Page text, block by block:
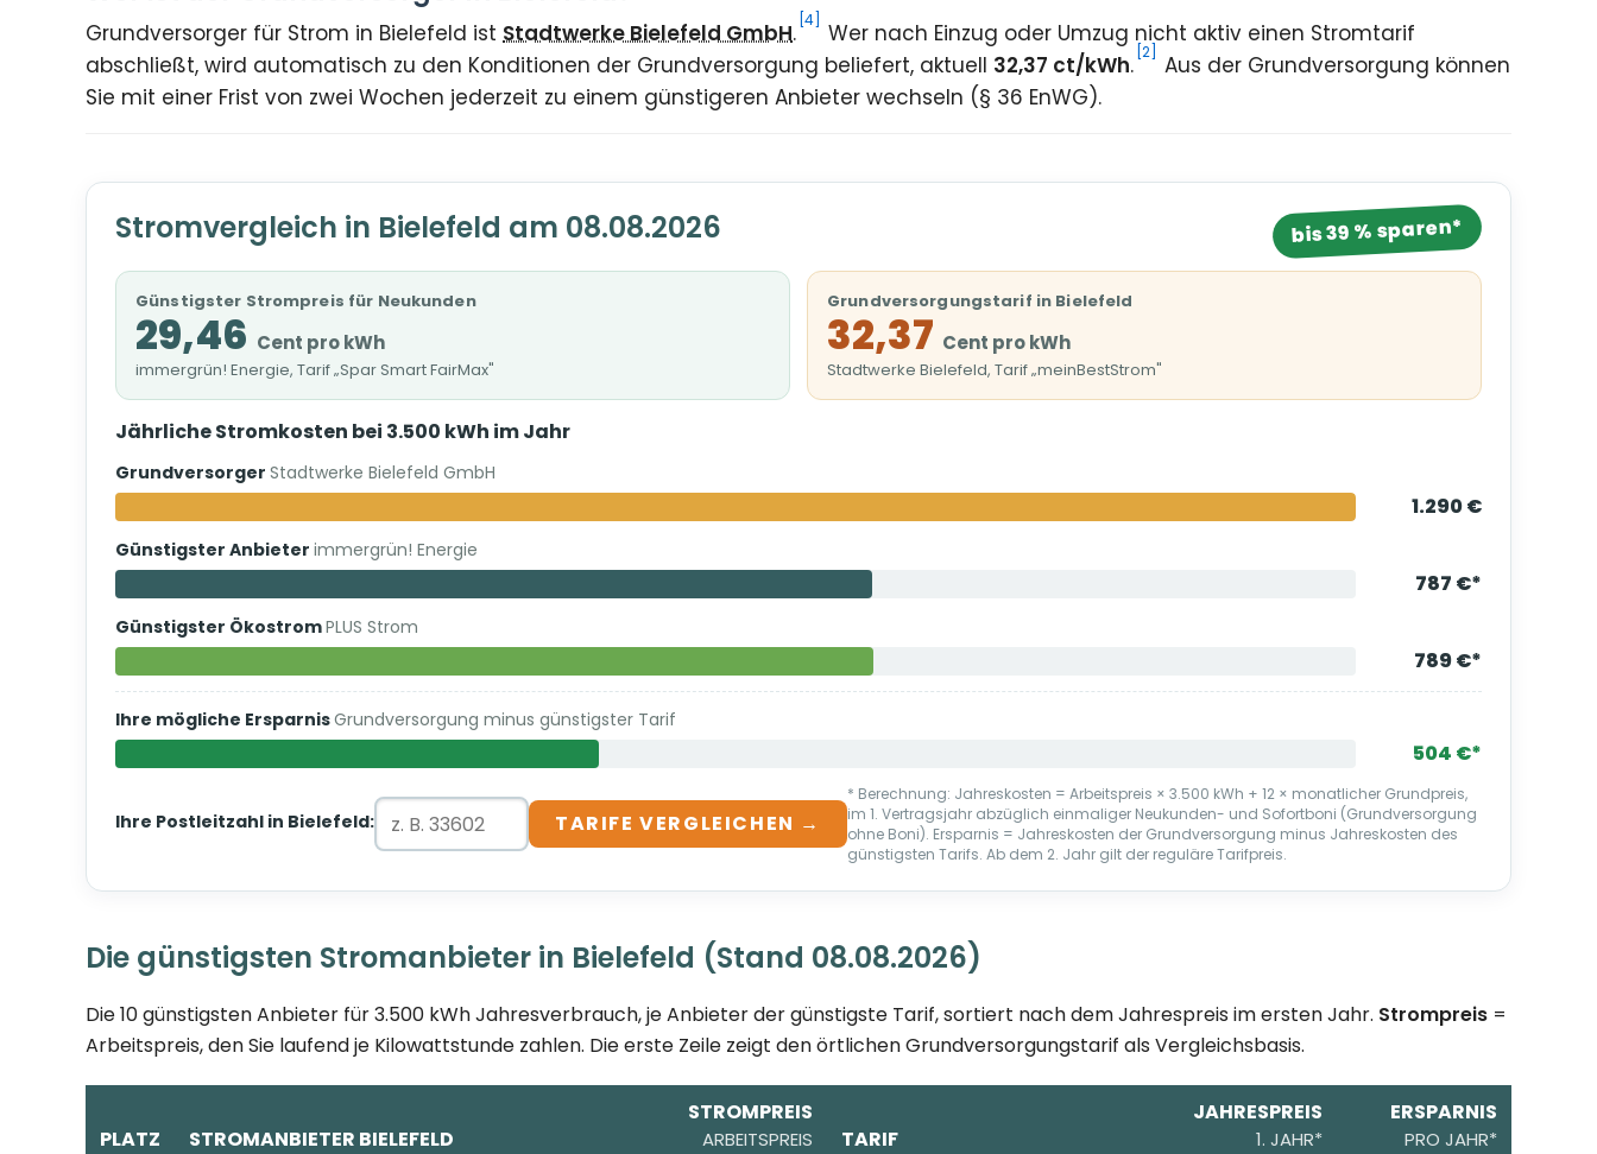
Grundversorger für Strom in Bielefeld ist Stadtwerke Bielefeld GmbH. [4]
Wer nach Einzug oder Umzug nicht aktiv einen Stromtarif
abschließt, wird automatisch zu den Konditionen der Grundversorgung beliefert, aktuell 32,37 ct/kWh. [2]
Aus der Grundversorgung können
Sie mit einer Frist von zwei Wochen jederzeit zu einem günstigeren Anbieter wechseln (§ 36 EnWG).
Stromvergleich in Bielefeld am 08.08.2026 bis 39 % sparen*
Günstigster Strompreis für Neukunden
29,46 Cent pro kWh
immergrün! Energie, Tarif „Spar Smart FairMax"
Grundversorgungstarif in Bielefeld
32,37 Cent pro kWh
Stadtwerke Bielefeld, Tarif „meinBestStrom"
Jährliche Stromkosten bei 3.500 kWh im Jahr
Grundversorger Stadtwerke Bielefeld GmbH
1.290 €
Günstigster Anbieter immergrün! Energie
787 €*
Günstigster ÖkostromPLUS Strom
789 €*
Ihre mögliche ErsparnisGrundversorgung minus günstigster Tarif
504 €*
Ihre Postleitzahl in Bielefeld: TARIFE VERGLEICHEN →
* Berechnung: Jahreskosten = Arbeitspreis × 3.500 kWh + 12 × monatlicher Grundpreis,
im 1. Vertragsjahr abzüglich einmaliger Neukunden- und Sofortboni (Grundversorgung
ohne Boni). Ersparnis = Jahreskosten der Grundversorgung minus Jahreskosten des
günstigsten Tarifs. Ab dem 2. Jahr gilt der reguläre Tarifpreis.
Die günstigsten Stromanbieter in Bielefeld (Stand 08.08.2026)
Die 10 günstigsten Anbieter für 3.500 kWh Jahresverbrauch, je Anbieter der günstigste Tarif, sortiert nach dem Jahrespreis im ersten Jahr. Strompreis =
Arbeitspreis, den Sie laufend je Kilowattstunde zahlen. Die erste Zeile zeigt den örtlichen Grundversorgungstarif als Vergleichsbasis.
PLATZ STROMANBIETER BIELEFELD
STROMPREIS
ARBEITSPREIS TARIF
JAHRESPREIS
1. JAHR*
ERSPARNIS
PRO JAHR*